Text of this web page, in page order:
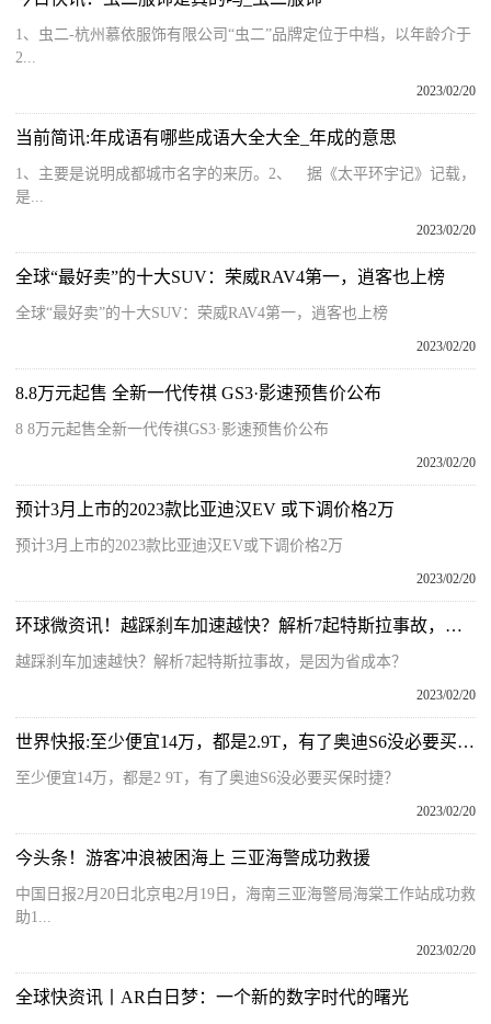
1、虫二-杭州慕依服饰有限公司“虫二”品牌定位于中档，以年龄介于
2...
2023/02/20
当前简讯:年成语有哪些成语大全大全_年成的意思
1、主要是说明成都城市名字的来历。2、 据《太平环宇记》记载，
是...
2023/02/20
全球“最好卖”的十大SUV：荣威RAV4第一，逍客也上榜
全球“最好卖”的十大SUV：荣威RAV4第一，逍客也上榜
2023/02/20
8.8万元起售 全新一代传祺 GS3·影速预售价公布
8 8万元起售全新一代传祺GS3·影速预售价公布
2023/02/20
预计3月上市的2023款比亚迪汉EV 或下调价格2万
预计3月上市的2023款比亚迪汉EV或下调价格2万
2023/02/20
环球微资讯！越踩刹车加速越快？解析7起特斯拉事故，是因为省成本？
越踩刹车加速越快？解析7起特斯拉事故，是因为省成本？
2023/02/20
世界快报:至少便宜14万，都是2.9T，有了奥迪S6没必要买保时捷？
至少便宜14万，都是2 9T，有了奥迪S6没必要买保时捷？
2023/02/20
今头条！游客冲浪被困海上 三亚海警成功救援
中国日报2月20日北京电2月19日，海南三亚海警局海棠工作站成功救
助1...
2023/02/20
全球快资讯丨AR白日梦：一个新的数字时代的曙光